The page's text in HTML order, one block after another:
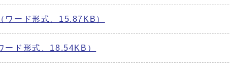
ード形式、15.87KB）
ド形式、18.54KB）